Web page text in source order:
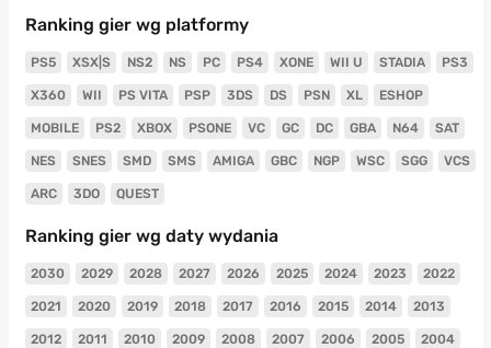
Ranking gier wg platformy
PS5 XSX|S NS2 NS PC PS4 XONE WII U STADIA PS3
X360 WII PS VITA PSP 3DS DS PSN XL ESHOP
MOBILE PS2 XBOX PSONE VC GC DC GBA N64 SAT
NES SNES SMD SMS AMIGA GBC NGP WSC SGG VCS
ARC 3DO QUEST
Ranking gier wg daty wydania
2030 2029 2028 2027 2026 2025 2024 2023 2022
2021 2020 2019 2018 2017 2016 2015 2014 2013
2012 2011 2010 2009 2008 2007 2006 2005 2004